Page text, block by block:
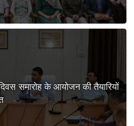
समारोह के आयोजन की तैयारियों